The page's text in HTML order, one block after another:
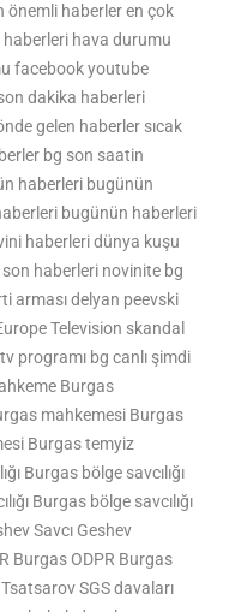
önemli haberler en çok
hava durumu
facebook youtube
dakika haberleri
gelen haberler sıcak
bg son saatin
haberleri bugünün
bugünün haberleri
haberleri dünya kuşu
haberleri novinite bg
arması delyan peevski
Television skandal
programı bg canlı şimdi
Burgas
mahkemesi Burgas
Burgas temyiz
Burgas bölge savcılığı
Burgas bölge savcılığı
Savcı Geshev
Burgas ODPR Burgas
SGS davaları